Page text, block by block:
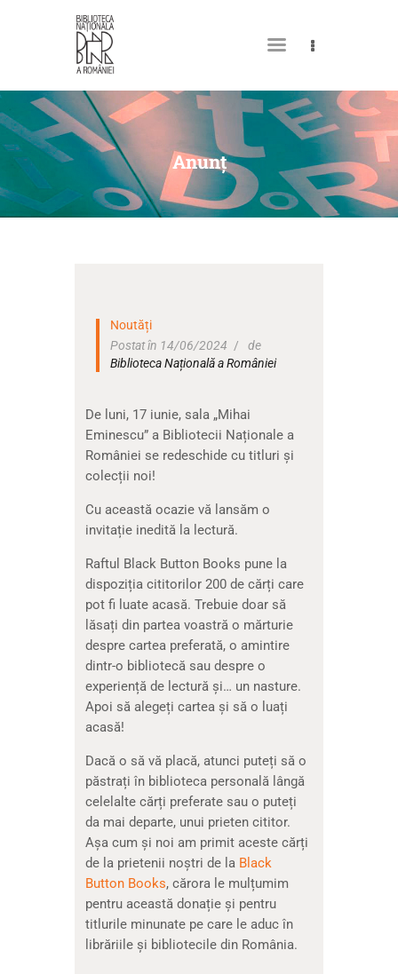
Anunţ
DESPRE NOI
PERMISUL MEU DE
BIBLIOTECĂ
CATALOAGE ȘI COLECȚII
SPAȚII
NOUTĂȚI
Noutăți
Postat în 14/06/2024
de
Biblioteca Națională a României
De luni, 17 iunie, sala „Mihai
Eminescu” a Bibliotecii Naționale a
României se redeschide cu titluri și
colecții noi!
Cu această ocazie vă lansăm o
invitație inedită la lectură.
Raftul Black Button Books pune la
dispoziția cititorilor 200 de cărți care
pot fi luate acasă. Trebuie doar să
lăsați din partea voastră o mărturie
despre cartea preferată, o amintire
dintr-o bibliotecă sau despre o
experiență de lectură și… un nasture.
Apoi să alegeți cartea și să o luați
acasă!
Dacă o să vă placă, atunci puteți să o
păstrați în biblioteca personală lângă
celelalte cărți preferate sau o puteți
da mai departe, unui prieten cititor.
Așa cum și noi am primit aceste cărți
de la prietenii noștri de la Black
Button Books, cărora le mulțumim
pentru această donație și pentru
titlurile minunate pe care le aduc în
librăriile și bibliotecile din România.